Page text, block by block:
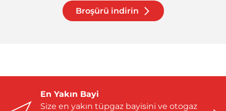
Broşürü indirin
En Yakın Bayi
Size en yakın tüpgaz bayisini ve otogaz